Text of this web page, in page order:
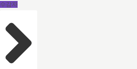
수감자